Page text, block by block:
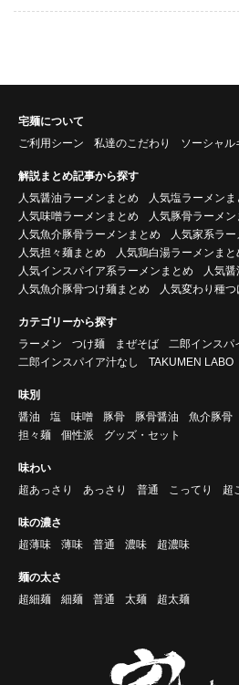
宅麺について
ご利用シーン
私達のこだわり ソーシャル
解説まとめ記事から探す
人気醤油ラーメンまとめ
人気塩ラーメンま
人気味噌ラーメンまとめ
人気豚骨ラーメン
人気魚介豚骨ラーメンまとめ
人気家系ラ
人気担々麺まとめ
人気鶏白湯ラーメンまと
人気インスパイア系ラーメンまとめ
人気
人気魚介豚骨つけ麺まとめ
人気変わり種
カテゴリーから探す
ラーメン
つけ麺 まぜそば
二郎インスパ
二郎インスパイア汁なし
TAKUMEN LABO
味別
醤油
塩 味噌 豚骨 豚骨醤油 魚介豚骨
担々麺
個性派 グッズ・セット
味わい
超あっさり
あっさり 普通 こってり 超
味の濃さ
超薄味
薄味 普通 濃味 超濃味
麺の太さ
超細麺
細麺 普通 太麺 超太麺